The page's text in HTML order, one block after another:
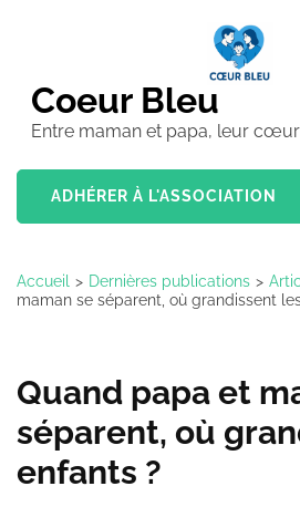
(Pressez
Entrée)
Coeur Bleu
Entre maman et papa, leur cœur
ADHÉRER À L'ASSOCIATION
Accueil > Dernières publications >
maman se séparent, où grandissent
Quand papa et
séparent, où
enfants ?